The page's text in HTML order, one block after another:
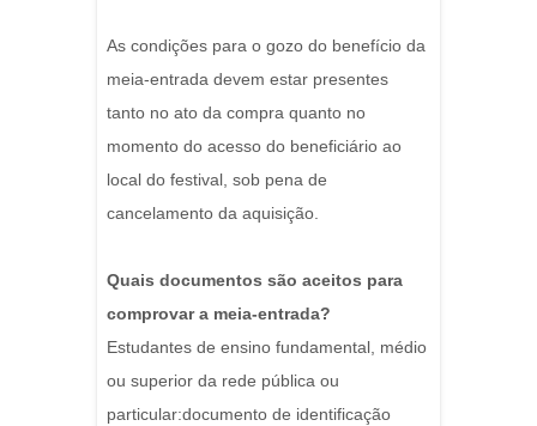
As condições para o gozo do benefício da
meia-entrada devem estar presentes
tanto no ato da compra quanto no
momento do acesso do beneficiário ao
local do festival, sob pena de
cancelamento da aquisição.
Quais documentos são aceitos para
comprovar a meia-entrada?
Estudantes de ensino fundamental, médio
ou superior da rede pública ou
particular:documento de identificação